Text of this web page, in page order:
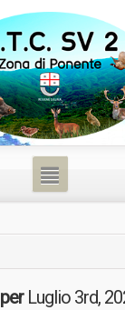
Luglio 3rd,